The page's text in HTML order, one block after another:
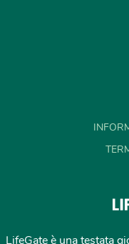
LifeGate è una testata